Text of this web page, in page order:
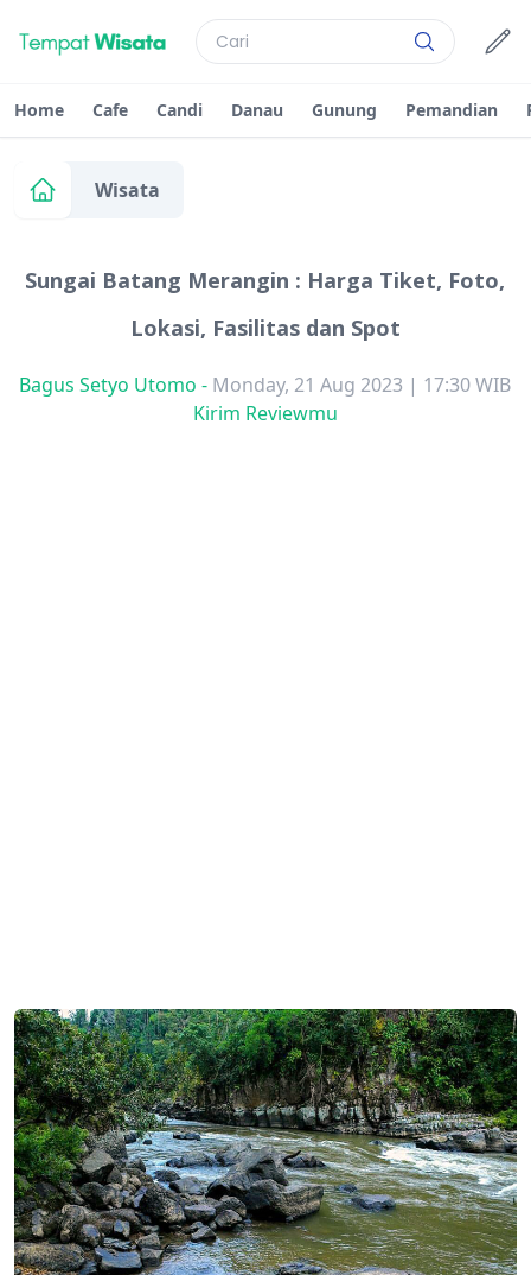
Home Cafe Candi Danau Gunung Pemandian
Wisata
Sungai Batang Merangin : Harga Tiket, Foto,
Lokasi, Fasilitas dan Spot
Bagus Setyo Utomo - Monday, 21 Aug 2023 | 17:30 WIB
Kirim Reviewmu